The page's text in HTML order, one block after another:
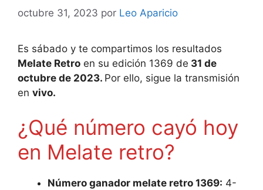
octubre 31, 2023 por Leo Aparicio
Es sábado y te compartimos los resultados
Melate Retro en su edición 1369 de 31 de
octubre de 2023. Por ello, sigue la transmisión
en vivo.
¿Qué número cayó hoy
en Melate retro?
Número ganador melate retro 1369: 4-